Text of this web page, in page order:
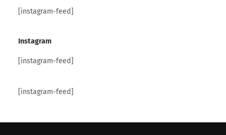
[instagram-feed]
Instagram
[instagram-feed]
[instagram-feed]